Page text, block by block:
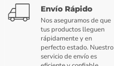
Envío Rápido
Nos aseguramos de que
tus productos lleguen
rápidamente y en
perfecto estado. Nuestro
servicio de envío es